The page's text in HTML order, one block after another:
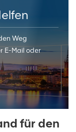
Weg
E-Mail oder
für den